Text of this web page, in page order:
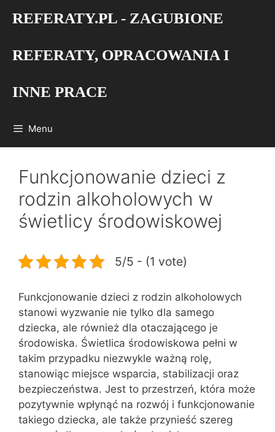
REFERATY.PL - ZAGUBIONE
REFERATY, OPRACOWANIA I
INNE PRACE
Menu
Funkcjonowanie dzieci z
rodzin alkoholowych w
świetlicy środowiskowej
5/5 - (1 vote)
Funkcjonowanie dzieci z rodzin alkoholowych
stanowi wyzwanie nie tylko dla samego
dziecka, ale również dla otaczającego je
środowiska. Świetlica środowiskowa pełni w
takim przypadku niezwykle ważną rolę,
stanowiąc miejsce wsparcia, stabilizacji oraz
bezpieczeństwa. Jest to przestrzeń, która może
pozytywnie wpłynąć na rozwój i funkcjonowanie
takiego dziecka, ale także przynieść szereg